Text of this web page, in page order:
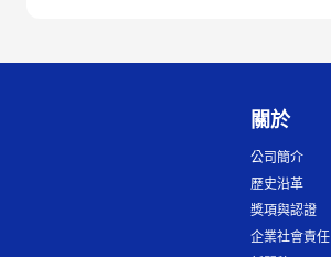
關於
公司簡介
歷史沿革
獎項與認證
企業社會責任